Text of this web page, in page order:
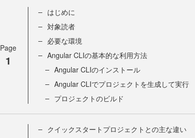
Page
1
はじめに
対象読者
必要な環境
Angular CLIの基本的な利用方法
Angular CLIのインストール
Angular CLIでプロジェクトを生成して実行
プロジェクトのビルド
クイックスタートプロジェクトとの主な違い